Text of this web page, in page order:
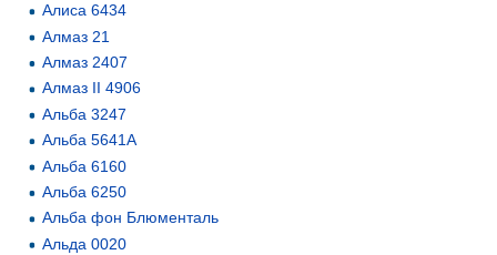
Алиса 6434
Алмаз 21
Алмаз 2407
Алмаз II 4906
Альба 3247
Альба 5641А
Альба 6160
Альба 6250
Альба фон Блюменталь
Альда 0020